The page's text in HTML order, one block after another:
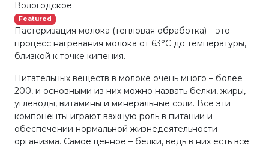
Featured
Пастеризация молока (тепловая обработка) – это
процесс нагревания молока от 63°С до температуры,
близкой к точке кипения.
Питательных веществ в молоке очень много – более
200, и основными из них можно назвать белки, жиры,
углеводы, витамины и минеральные соли. Все эти
компоненты играют важную роль в питании и
обеспечении нормальной жизнедеятельности
организма. Самое ценное – белки, ведь в них есть все